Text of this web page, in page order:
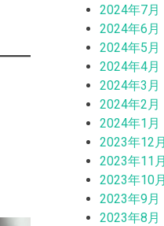
2024年7月
2024年6月
2024年5月
2024年4月
2024年3月
2024年2月
2024年1月
2023年12月
2023年11月
2023年10月
2023年9月
2023年8月